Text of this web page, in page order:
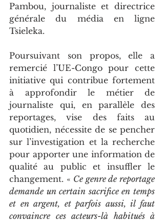
Pambou, journaliste et directrice
générale du média en ligne
Tsieleka.
Poursuivant son propos, elle a
remercié l’UE-Congo pour cette
initiative qui contribue fortement
à approfondir le métier de
journaliste qui, en parallèle des
reportages, vise des faits au
quotidien, nécessite de se pencher
sur l’investigation et la recherche
pour apporter une information de
qualité au public et insuffler le
changement. « Ce genre de reportage
demande un certain sacrifice en temps
et en argent, et parfois aussi, il faut
convaincre ces acteurs-là habitués à